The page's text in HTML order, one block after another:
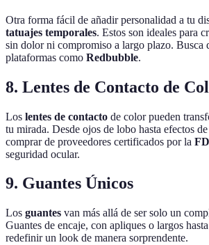
Otra forma fácil de añadir personalidad a tu
tatuajes temporales. Estos son ideales para
sin dolor ni compromiso a largo plazo. Busca
plataformas como Redbubble.
8. Lentes de Contacto de
Los lentes de contacto de color pueden
tu mirada. Desde ojos de lobo hasta efectos
comprar de proveedores certificados por la
seguridad ocular.
9. Guantes Únicos
Los guantes van más allá de ser solo un
Guantes de encaje, con apliques o largos
redefinir un look de manera sorprendente.